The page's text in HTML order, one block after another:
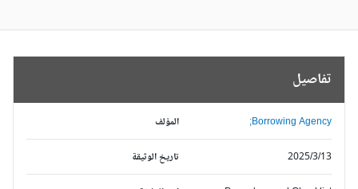
تفاصيل
المؤلف Borrowing Agency;
تاريخ الوثيقة 2025/3/13